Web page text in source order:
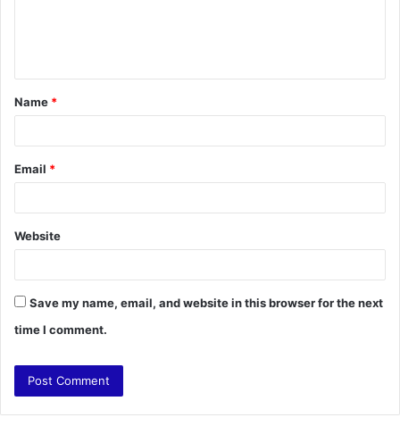
t
*
Name *
Email *
Website
Save my name, email, and website in this browser for the next
time I comment.